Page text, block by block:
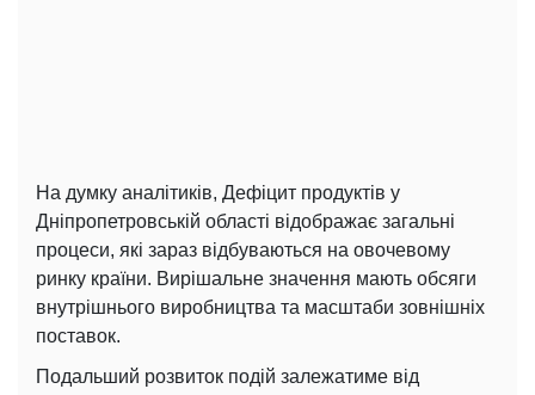
На думку аналітиків, Дефіцит продуктів у
Дніпропетровській області відображає загальні
процеси, які зараз відбуваються на овочевому
ринку країни. Вирішальне значення мають обсяги
внутрішнього виробництва та масштаби зовнішніх
поставок.
Подальший розвиток подій залежатиме від